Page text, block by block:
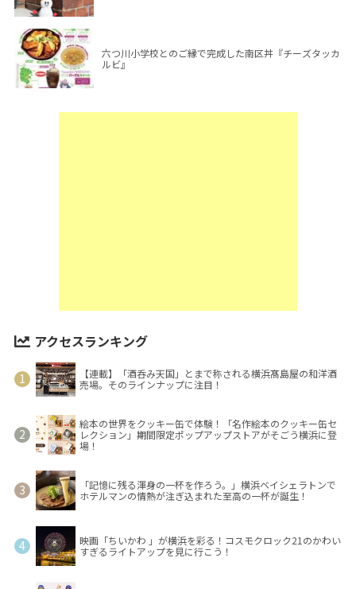
六つ川小学校とのご縁で完成した南区丼『チーズタッカ
ルビ』
アクセスランキング
【連載】「酒呑み天国」とまで称される横浜髙島屋の和洋酒
売場。そのラインナップに注目！
絵本の世界をクッキー缶で体験！「名作絵本のクッキー缶セ
レクション」期間限定ポップアップストアがそごう横浜に登
場！
「記憶に残る渾身の一杯を作ろう。」横浜ベイシェラトンで
ホテルマンの情熱が注ぎ込まれた至高の一杯が誕生！
映画「ちいかわ 」が横浜を彩る！コスモクロック21のかわい
すぎるライトアップを見に行こう！